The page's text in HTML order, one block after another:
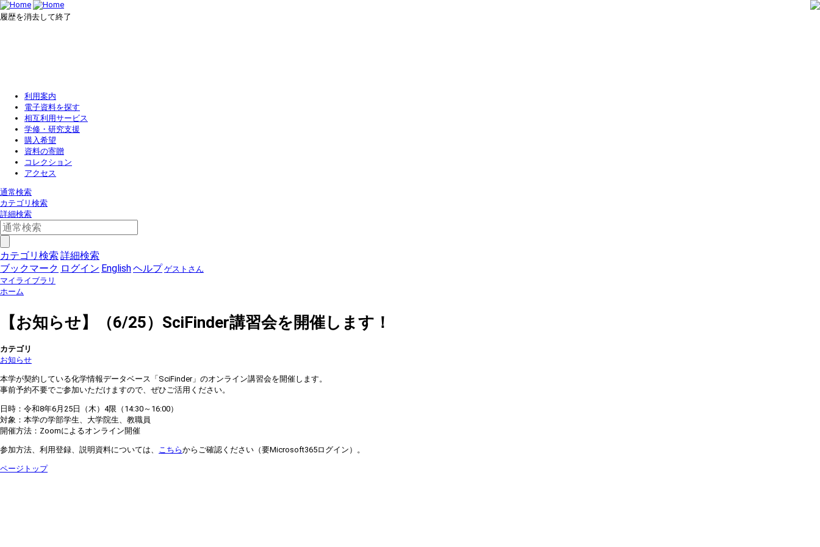
履歴を消去して終了
利用案内
電子資料を探す
相互利用サービス
学修・研究支援
購入希望
資料の寄贈
コレクション
アクセス
通常検索
カテゴリ検索
詳細検索
カテゴリ検索 詳細検索
ブックマーク ログイン Englishヘルプ ゲストさん
マイライブラリ
ホーム
【お知らせ】（6/25）SciFinder講習会を開催します！
カテゴリ
お知らせ
本学が契約している化学情報データベース「SciFinder」のオンライン講習会を開催します。
事前予約不要でご参加いただけますので、ぜひご活用ください。
日時：令和8年6月25日（木）4限（14:30～16:00）
対象：本学の学部学生、大学院生、教職員
開催方法：Zoomによるオンライン開催
参加方法、利用登録、説明資料については、 こちらからご確認ください（要Microsoft365ログイン）。
ページトップ